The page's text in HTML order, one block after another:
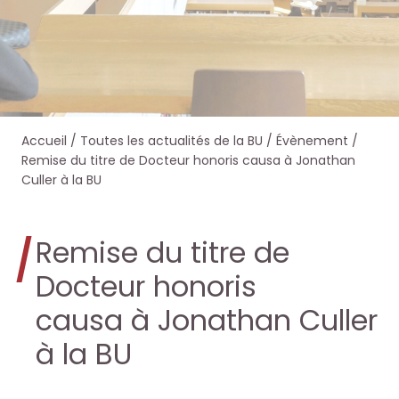
e
r
d
a
s
O
e
r
s
u
r
l
e
e
r
d
a
s
O
e
r
s
u
r
l
e
Accueil / Toutes les actualités de la BU / Évènement /
Remise du titre de Docteur honoris causa à Jonathan
Culler à la BU
Remise du titre de
Docteur honoris
causa à Jonathan Culler
à la BU